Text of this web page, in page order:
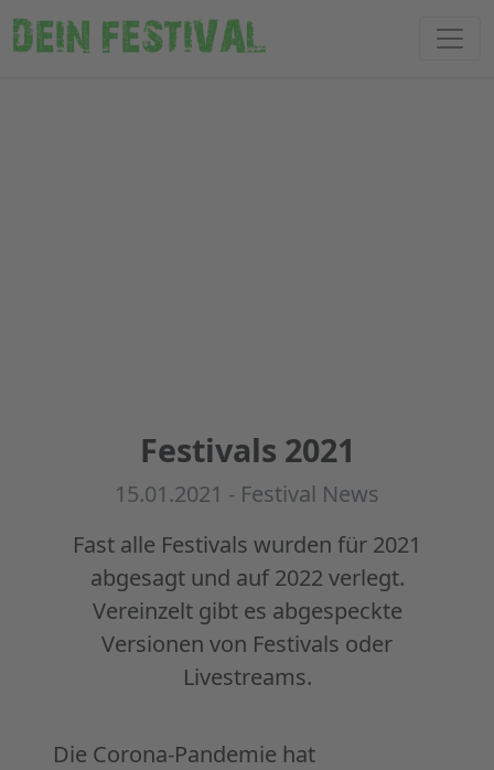
DEIN FESTIVAL
Festivals 2021
15.01.2021 - Festival News
Fast alle Festivals wurden für 2021
abgesagt und auf 2022 verlegt.
Vereinzelt gibt es abgespeckte
Versionen von Festivals oder
Livestreams.
Die Corona-Pandemie hat